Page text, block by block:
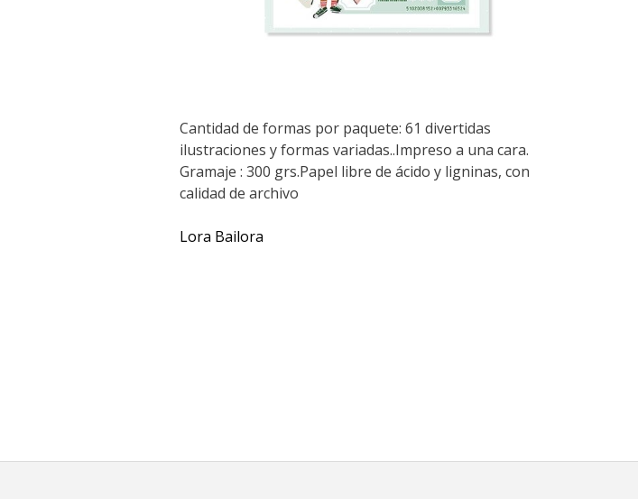
Cantidad de formas por paquete: 61 divertidas
ilustraciones y formas variadas..Impreso a una cara.
Gramaje : 300 grs.Papel libre de ácido y ligninas, con
calidad de archivo
Lora Bailora